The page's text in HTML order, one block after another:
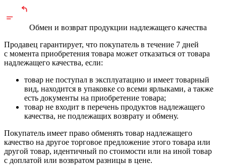
Обмен и возврат продукции надлежащего качества
Продавец гарантирует, что покупатель в течение 7 дней
с момента приобретения товара может отказаться от товара
надлежащего качества, если:
товар не поступал в эксплуатацию и имеет товарный
вид, находится в упаковке со всеми ярлыками, а также
есть документы на приобретение товара;
товар не входит в перечень продуктов надлежащего
качества, не подлежащих возврату и обмену.
Покупатель имеет право обменять товар надлежащего
качество на другое торговое предложение этого товара или
другой товар, идентичный по стоимости или на иной товар
с доплатой или возвратом разницы в цене.